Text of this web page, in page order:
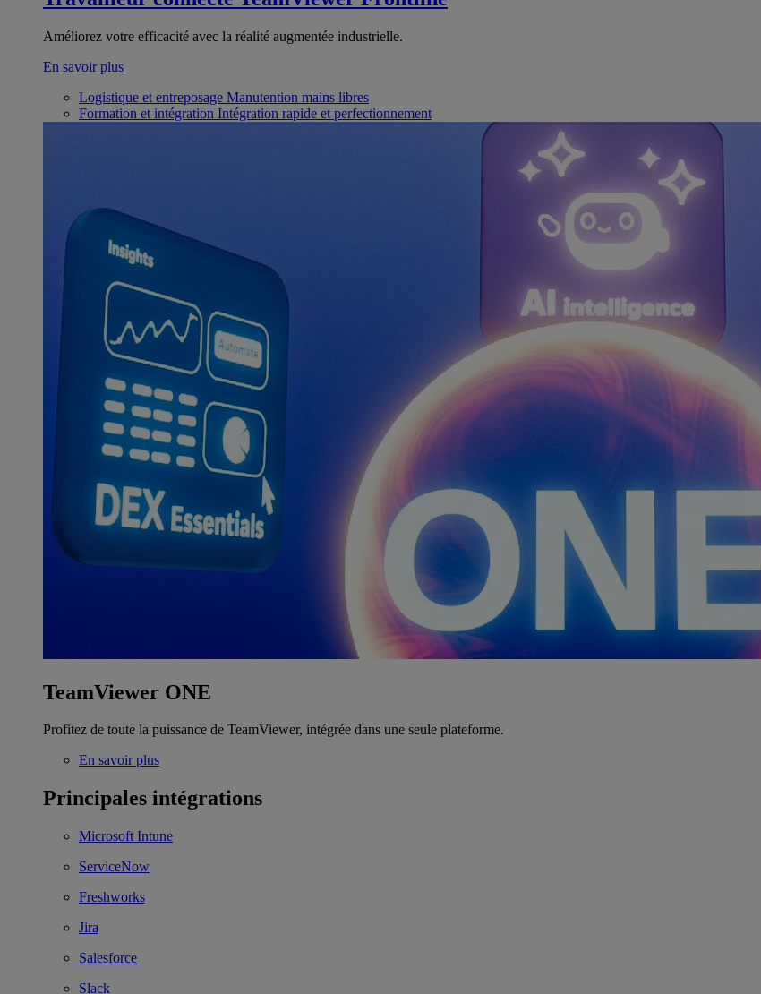
Améliorez votre efficacité avec la réalité augmentée industrielle.
En savoir plus
Logistique et entreposage Manutention mains libres
Formation et intégration Intégration rapide et perfectionnement
TeamViewer ONE
Profitez de toute la puissance de TeamViewer, intégrée dans une seule plateforme.
En savoir plus
Principales intégrations
Microsoft Intune
ServiceNow
Freshworks
Jira
Salesforce
Slack